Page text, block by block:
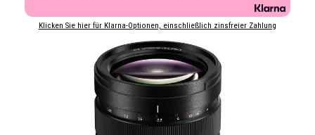
Klicken Sie hier für Klarna-Optionen, einschließlich zinsfreier Zahlung